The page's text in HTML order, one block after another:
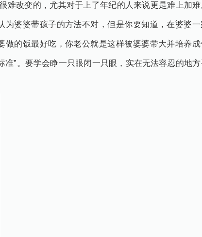
难改变的，尤其对于上了年纪的人来说更是难上加
婆婆带孩子的方法不对，但是你要知道，在婆婆一
的饭最好吃，你老公就是这样被婆婆带大并培养成
”。要学会睁一只眼闭一只眼，实在无法容忍的地